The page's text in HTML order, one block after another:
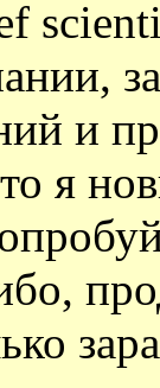
и
я